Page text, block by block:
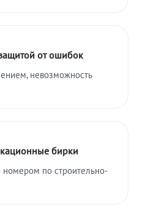
от ошибок
невозможность
бирки
номером по строительно-